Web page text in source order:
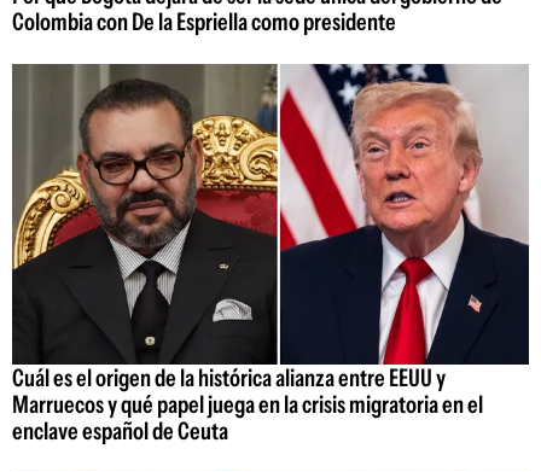
Colombia con De la Espriella como presidente
Cuál es el origen de la histórica alianza entre EEUU y
Marruecos y qué papel juega en la crisis migratoria en el
enclave español de Ceuta